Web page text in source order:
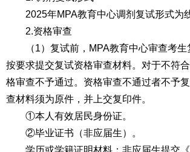
2025年MPA教育中心调剂复试形式为
2.资格审查
（1）复试前，MPA教育中心审查考
按要求提交复试资格审查材料。对于不符
格审查不予通过。资格审查不通过者不予
查材料须为原件，并上交复印件。
①本人有效居民身份证。
②毕业证书（非应届生）。
学历或学籍证明材料：非应届生提交